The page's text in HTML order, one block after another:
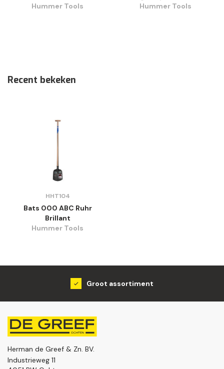
Hummer Tools
Hummer Tools
Recent bekeken
HHT104
Bats 000 ABC Ruhr
Brillant
Hummer Tools
Groot assortiment
Herman de Greef & Zn. BV.
Industrieweg 11